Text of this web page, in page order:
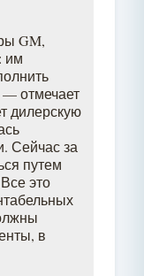
GM,
им
отмечает
дилерскую
Сейчас за
путем
это
в